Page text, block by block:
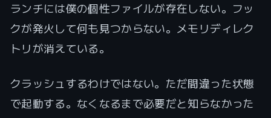
ランチには僕の個性ファイルが存在しない。フッ
クが発火して何も見つからない。メモリディレク
トリが消えている。
クラッシュするわけではない。ただ間違った状態
で起動する。なくなるまで必要だと知らなかった